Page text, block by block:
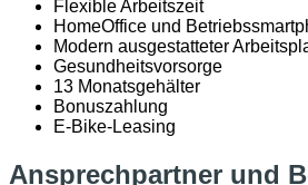
Flexible Arbeitszeit
HomeOffice und
Modern ausgestatteter
Gesundheitsvorsorge
13 Monatsgehälter
Bonuszahlung
E-Bike-Leasing
Ansprechpartner und